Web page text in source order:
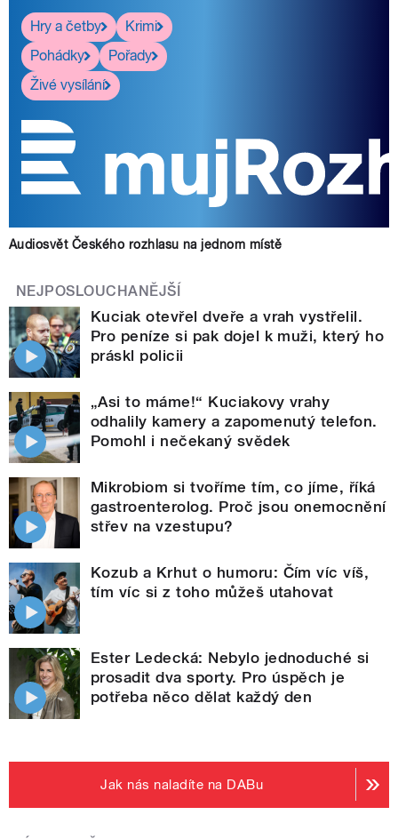
Hry a četby
Krimi
Pohádky
Pořady
Živé vysílání
Audiosvět Českého rozhlasu na jednom místě
NEJPOSLOUCHANĚJŠÍ
Kuciak otevřel dveře a vrah vystřelil.
Pro peníze si pak dojel k muži, který ho
práskl policii
„Asi to máme!“ Kuciakovy vrahy
odhalily kamery a zapomenutý telefon.
Pomohl i nečekaný svědek
Mikrobiom si tvoříme tím, co jíme, říká
gastroenterolog. Proč jsou onemocnění
střev na vzestupu?
Kozub a Krhut o humoru: Čím víc víš,
tím víc si z toho můžeš utahovat
Ester Ledecká: Nebylo jednoduché si
prosadit dva sporty. Pro úspěch je
potřeba něco dělat každý den
Jak nás naladíte na DABu